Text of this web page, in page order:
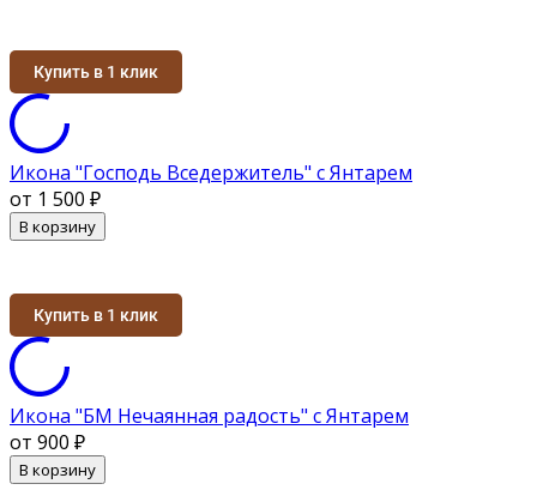
Купить в 1 клик
Икона "Господь Вседержитель" с Янтарем
от 1 500 ₽
В корзину
Купить в 1 клик
Икона "БМ Нечаянная радость" с Янтарем
от 900 ₽
В корзину